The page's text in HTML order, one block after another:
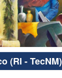
(RI - TecNM)